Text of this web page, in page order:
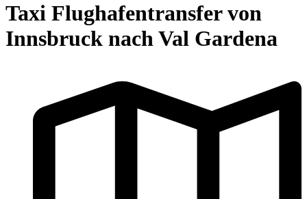
Taxi Flughafentransfer von
Innsbruck nach Val Gardena